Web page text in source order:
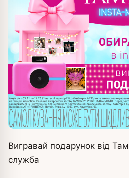
Вигравай подарунок від
служба